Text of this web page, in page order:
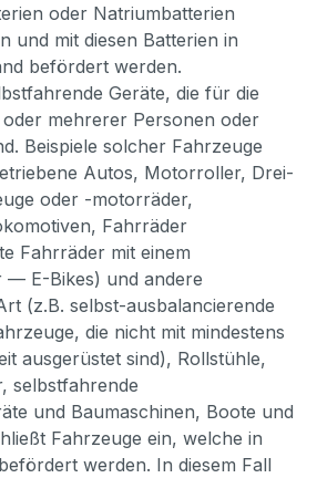
oder Natriumbatterien
und mit diesen Batterien in
befördert werden.
Geräte, die für die
mehrerer Personen oder
Beispiele solcher Fahrzeuge
Autos, Motorroller, Drei-
oder -motorräder,
Fahrräder
Fahrräder mit einem
— E-Bikes) und andere
(z.B. selbst-ausbalancierende
die nicht mit mindestens
ausgerüstet sind), Rollstühle,
selbstfahrende
und Baumaschinen, Boote und
Fahrzeuge ein, welche in
werden. In diesem Fall